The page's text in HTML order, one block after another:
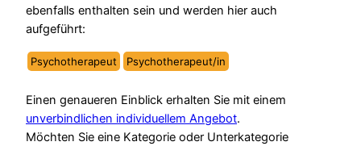
ebenfalls enthalten sein und werden hier auch
aufgeführt:
Psychotherapeut Psychotherapeut/in
Einen genaueren Einblick erhalten Sie mit einem
unverbindlichen individuellem Angebot.
Möchten Sie eine Kategorie oder Unterkategorie